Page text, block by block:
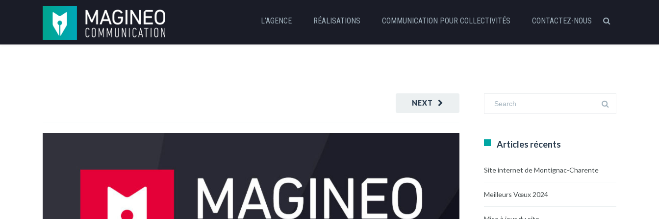
L’AGENCE RÉALISATIONS COMMUNICATION POUR COLLECTIVITÉS CONTACTEZ-NOUS
NEXT
Articles récents
Site internet de Montignac-Charente
Meilleurs Vœux 2024